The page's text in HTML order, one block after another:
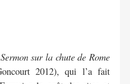
Sermon sur la chute de Rome
2012), qui l’a fait